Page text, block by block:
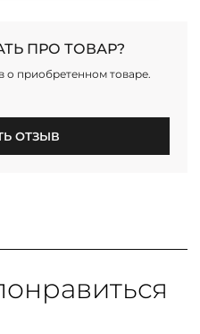
ПРО ТОВАР?
о приобретенном товаре.
ОТЗЫВ